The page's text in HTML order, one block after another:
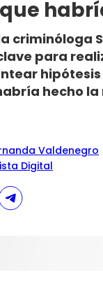
criminóloga
para
hecho
Valdenegro
Digital